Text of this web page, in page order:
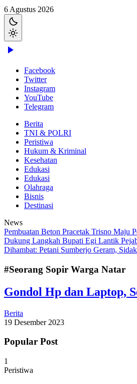
6 Agustus 2026
Facebook
Twitter
Instagram
YouTube
Telegram
Berita
TNI & POLRI
Peristiwa
Hukum & Kriminal
Kesehatan
Edukasi
Edukasi
Olahraga
Bisnis
Destinasi
News
Pembuatan Beton Pracetak Trisno Maju
Dukung Langkah Bupati Egi Lantik
Dihambat: Petani Sumberjo Geram,
#Seorang Sopir Warga Natar
Gondol Hp dan Laptop,
Berita
19 Desember 2023
Popular Post
1
Peristiwa